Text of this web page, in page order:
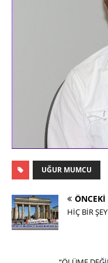
UĞUR MUMCU
ÖNCEKI
HİÇ BİR